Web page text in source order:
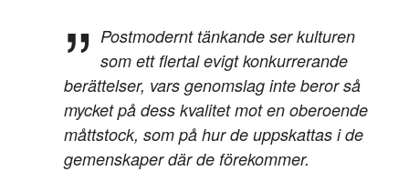
Postmodernt tänkande ser kulturen
som ett flertal evigt konkurrerande
berättelser, vars genomslag inte beror så
mycket på dess kvalitet mot en oberoende
måttstock, som på hur de uppskattas i de
gemenskaper där de förekommer.